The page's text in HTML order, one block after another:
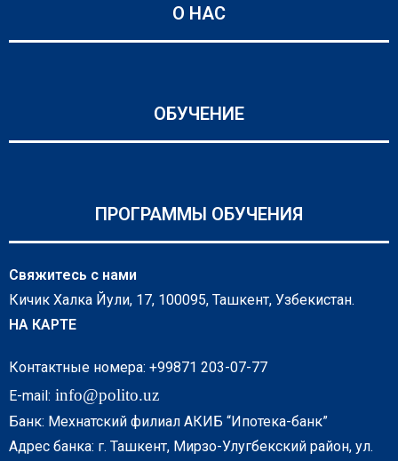
О НАС
ОБУЧЕНИЕ
ПРОГРАММЫ ОБУЧЕНИЯ
Свяжитесь с нами
Кичик Халка Йули, 17, 100095, Ташкент, Узбекистан.
НА КАРТЕ
Контактные номера: +99871 203-07-77
E-mail: info@polito.uz
Банк: Мехнатский филиал АКИБ “Ипотека-банк”
Адрес банка: г. Ташкент, Мирзо-Улугбекский район, ул.